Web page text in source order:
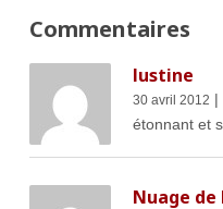
Commentaires
lustine
30 avril 2012 |
étonnant et
Nuage de